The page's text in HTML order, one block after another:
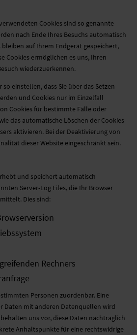
Cookies sind so genannte
nach Ende Ihres Besuchs automatisch
bleiben auf Ihrem Endgerät gespeichert,
Cookies ermöglichen es uns, Ihren
wiederzuerkennen.
einstellen, dass Sie über das Setzen
und Cookies nur im Einzelfall
Cookies für bestimmte Fälle oder
das automatische Löschen der Cookies
aktivieren. Bei der Deaktivierung von
dieser Website eingeschränkt sein.
und speichert automatisch
Server-Log Files, die Ihr Browser
Dies sind:
Rechners
Personen zuordenbar. Eine
Daten mit anderen Datenquellen wird
uns vor, diese Daten nachträglich
Anhaltspunkte für eine rechtswidrige